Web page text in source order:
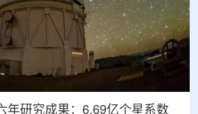
年研究成果：6.69亿个星系数